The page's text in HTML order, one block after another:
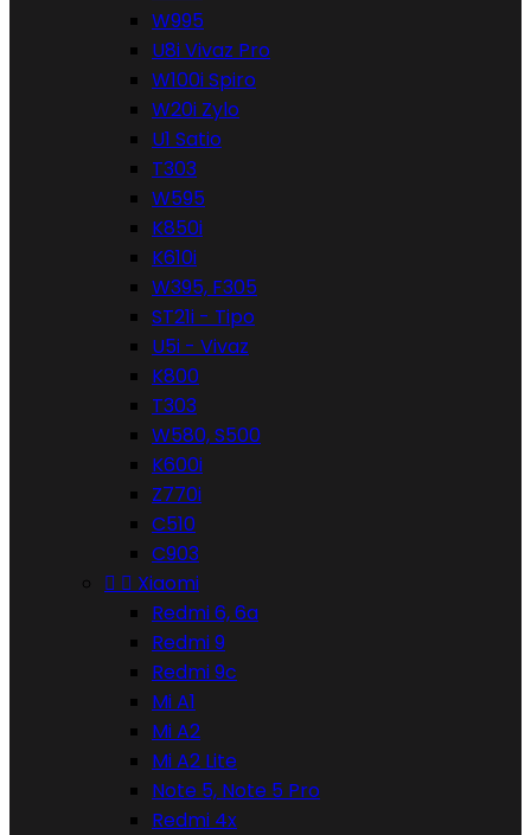
W995
U8i Vivaz Pro
W100i Spiro
W20i Zylo
U1 Satio
T303
W595
K850i
K610i
W395, F305
ST21i - Tipo
U5i - Vivaz
K800
T303
W580, S500
K600i
Z770i
C510
C903
  Xiaomi
Redmi 6, 6a
Redmi 9
Redmi 9c
Mi A1
Mi A2
Mi A2 Lite
Note 5, Note 5 Pro
Redmi 4x